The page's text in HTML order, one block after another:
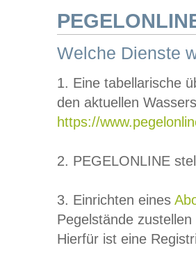
Welche Dienste
1. Eine tabellarische
den aktuellen
https://
2. PEGELONLINE
3. Einrichten eines
Pegelstände
Hierfür ist eine